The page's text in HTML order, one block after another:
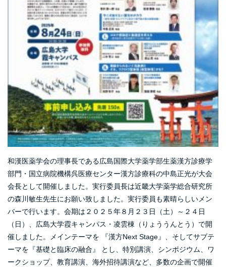
和漢医薬学会の理事長である広島国際大学薬学部生薬漢方診療学
部門・国立病院機構呉医療センター漢方診療科の中島正光が大会
会長として開催しました。実行委員長は近畿大学薬学総合研究所
の森川敏生先生にお願い致しました。実行委員も素晴らしいメン
バーで行います。会期は２０２５年８月２３日（土）～２４日
（日）、広島大学霞キャンパス・凌雲棟（りょううんとう）で開
催しました。メインテーマを 『漢方Next Stage』、そしてサブテ
ーマを『基礎と臨床の融合』 とし、特別講演、シンポジウム、ワ
ークショップ、教育講演、海外招待講演など、多数の企画で開催